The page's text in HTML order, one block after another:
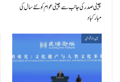
چینی صدر کی جانب سے چینی عوام کو نئے سال کی
مبارکباد
بین الاقوامی